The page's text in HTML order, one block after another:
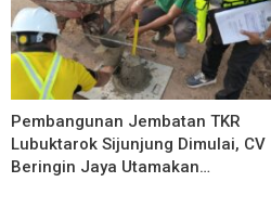
Pembangunan Jembatan TKR
Lubuktarok Sijunjung Dimulai, CV
Beringin Jaya Utamakan…